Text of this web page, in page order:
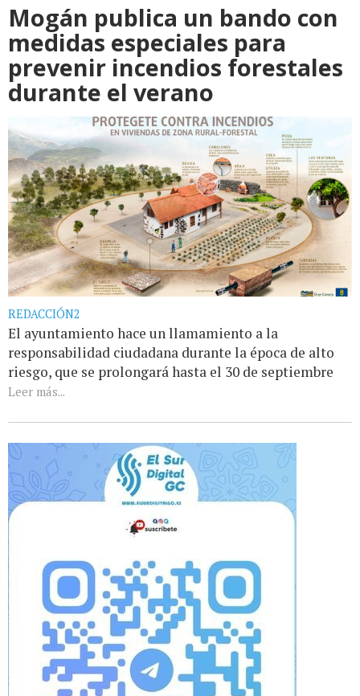
Mogán publica un bando con
medidas especiales para
prevenir incendios forestales
durante el verano
REDACCIÓN2
El ayuntamiento hace un llamamiento a la
responsabilidad ciudadana durante la época de alto
riesgo, que se prolongará hasta el 30 de septiembre
Leer más...